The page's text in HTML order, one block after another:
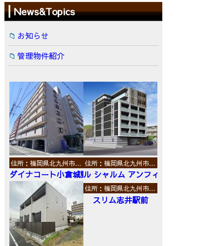
News&Topics
お知らせ
管理物件紹介
住所：福岡県北九州市…
ダイナコート小倉城野
住所：福岡県北九州市…
ル シャルム アンフィニ
住所：福岡県北九州市…
スリム志井駅前